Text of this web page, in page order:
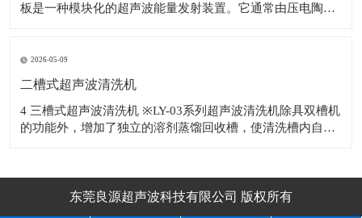
板是一种模块化的超声波能量发射装置。它通常由压电陶瓷
独立的防水结构，可以根据清洗槽的尺寸和清洗工艺要求，
灵活地安装于槽体底部或侧壁，甚至多块
2026-05-09
二槽式超声波清洗机
4 三槽式超声波清洗机 ※LY-03系列超声波清洗机除具双槽机
的功能外，增加了独立的溶剂蒸馏回收槽，使清洗槽内自动
东莞良源超声波科技有限公司 版权所有